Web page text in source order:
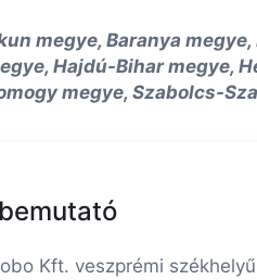
megye, Baranya
Hajdú-Bihar megye,
megye, Szabolcs-
Kft. veszprémi